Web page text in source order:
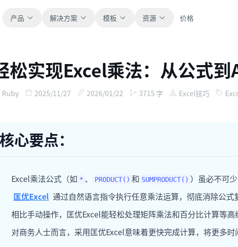
产品 解决方案 模板
全部
浏览全部可直接使用的表格模板。
运营
支持销售管道、目标、预测和营收跟踪。
项目
资源
博客
获取产品更新、案例和工作流灵感。
用于分析、报表和清洗的实用提示词。
快速入门
价格
松实现Excel乘法：从公式
Ruby 2025/11/27 2026/01/22 3715 字 Excel技巧
核心要点：
Excel乘法公式（如 * 、 PRODUCT() 和 SUMPRODUCT() ）虽必不可
匡优Excel 通过自然语言指令执行任意乘法运算，彻底消除公式
相比手动操作，匡优Excel能轻松处理矩阵乘法和百分比计算等高
对商务人士而言，采用匡优Excel意味着更快完成计算，将更多